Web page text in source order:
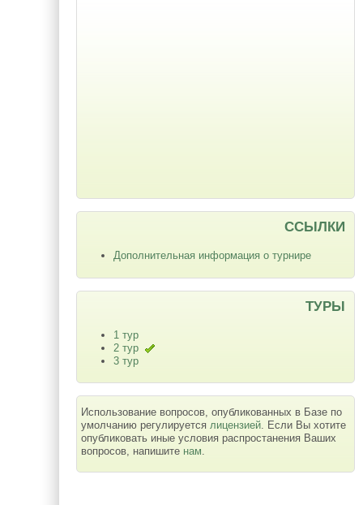
ССЫЛКИ
Дополнительная информация о турнире
ТУРЫ
1 тур
2 тур
3 тур
Использование вопросов, опубликованных в Базе по
умолчанию регулируется лицензией . Если Вы хотите
опубликовать иные условия распростанения Ваших
вопросов, напишите нам